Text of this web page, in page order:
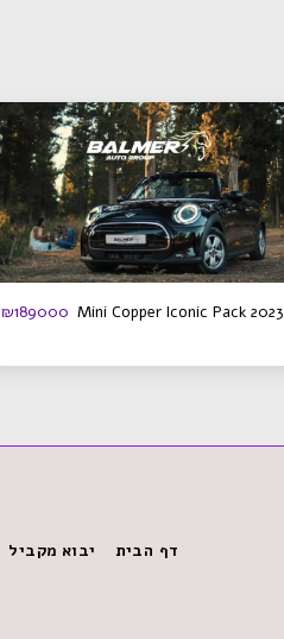
Mini Copper Iconic Pack 2023
₪189000
דף הבית יבוא מקביל